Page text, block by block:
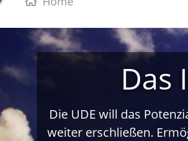
Das
Die UDE will das
weiter erschließen.